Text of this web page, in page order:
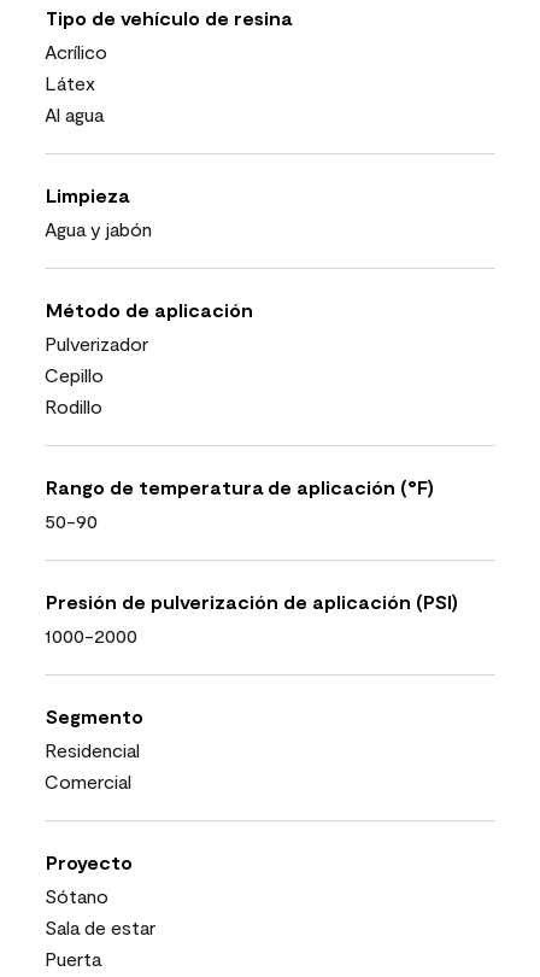
Tipo de vehículo de resina
Acrílico
Látex
Al agua
Limpieza
Agua y jabón
Método de aplicación
Pulverizador
Cepillo
Rodillo
Rango de temperatura de aplicación (°F)
50-90
Presión de pulverización de aplicación (PSI)
1000-2000
Segmento
Residencial
Comercial
Proyecto
Sótano
Sala de estar
Puerta